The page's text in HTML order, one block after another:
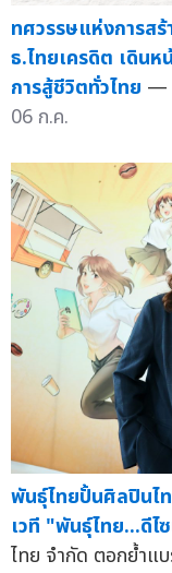
ทศวรรษแห่งการส
ธ.ไทยเครดิต เดิน
การสู้ชีวิตทั่วไทย —
06 ก.ค.
พันธุ์ไทยปั้นศิลปินไ
เวที "พันธุ์ไทย...ดีไ
ไทย จำกัด ตอกย้ำแ